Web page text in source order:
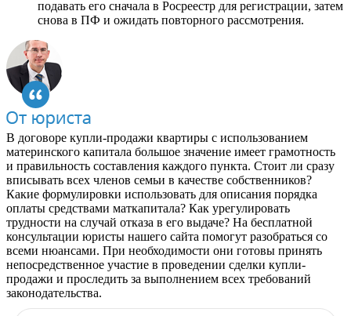
подавать его сначала в Росреестр для регистрации, затем
снова в ПФ и ожидать повторного рассмотрения.
В договоре купли-продажи квартиры с использованием
материнского капитала большое значение имеет грамотность
и правильность составления каждого пункта. Стоит ли сразу
вписывать всех членов семьи в качестве собственников?
Какие формулировки использовать для описания порядка
оплаты средствами маткапитала? Как урегулировать
трудности на случай отказа в его выдаче? На бесплатной
консультации юристы нашего сайта помогут разобраться со
всеми нюансами. При необходимости они готовы принять
непосредственное участие в проведении сделки купли-
продажи и проследить за выполнением всех требований
законодательства.